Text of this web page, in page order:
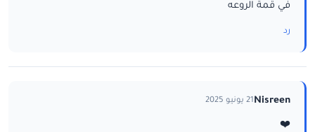
في قمة الروعه
رد
Nisreen21 يونيو 2025
❤️